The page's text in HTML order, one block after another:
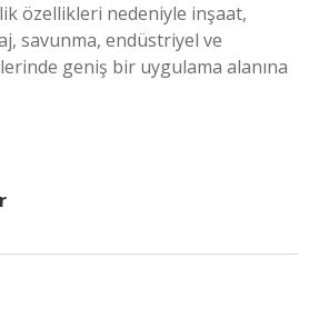
özellikleri nedeniyle inşaat,
savunma, endüstriyel ve
geniş bir uygulama alanına